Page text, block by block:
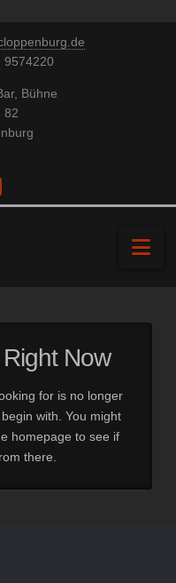
9574220
Bühne
82
Now
for is no longer
with. You might
homepage to see if
there.